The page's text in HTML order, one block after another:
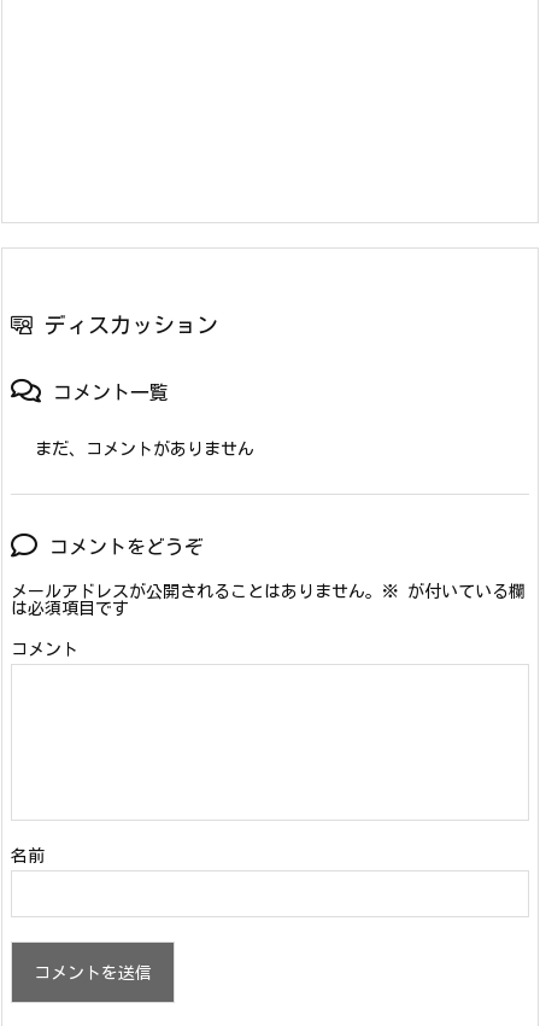
ディスカッション
コメント一覧
まだ、コメントがありません
コメントをどうぞ
メールアドレスが公開されることはありません。 ※ が付いている欄
は必須項目です
コメント
名前